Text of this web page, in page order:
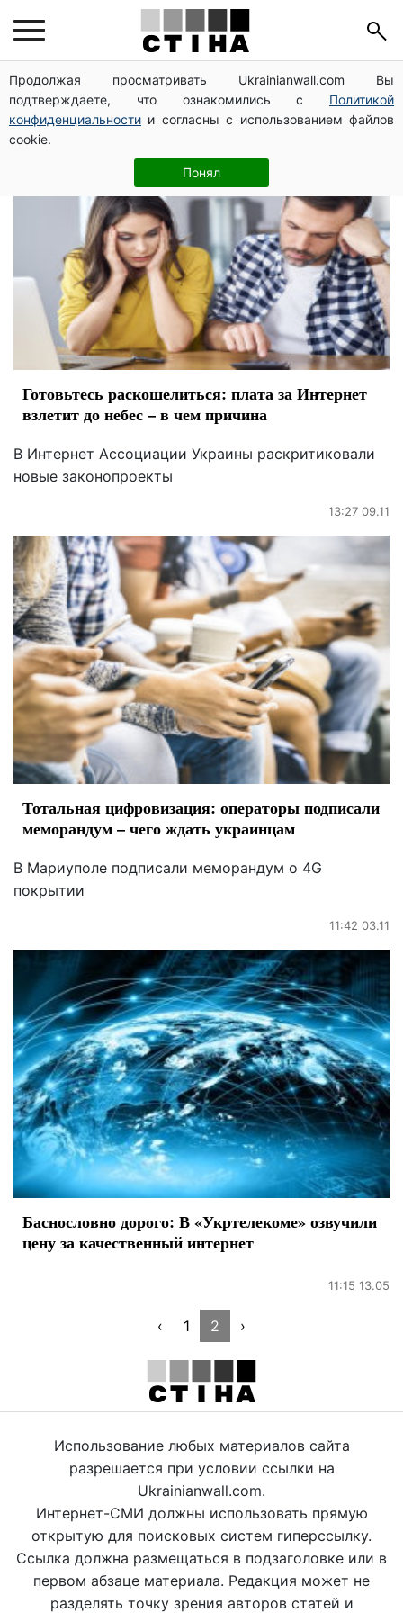
Продолжая просматривать Ukrainianwall.com Вы
подтверждаете, что ознакомились с Политикой
конфиденциальности и согласны с использованием файлов
cookie.
Понял
Украина интернет
Готовьтесь раскошелиться: плата за Интернет
взлетит до небес – в чем причина
В Интернет Ассоциации Украины раскритиковали
новые законопроекты
13:27 09.11
Тотальная цифровизация: операторы подписали
меморандум – чего ждать украинцам
В Мариуполе подписали меморандум о 4G
покрытии
11:42 03.11
Баснословно дорого: В «Укртелекоме» озвучили
цену за качественный интернет
11:15 13.05
‹ 1 2 ›
Использование любых материалов сайта
разрешается при условии ссылки на
Ukrainianwall.com.
Интернет-СМИ должны использовать прямую
открытую для поисковых систем гиперссылку.
Ссылка должна размещаться в подзаголовке или в
первом абзаце материала. Редакция может не
разделять точку зрения авторов статей и